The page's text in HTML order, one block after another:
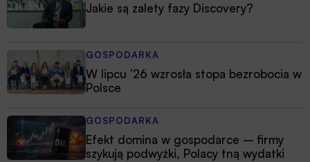
Jakie są zalety fazy Discovery?
GOSPODARKA
W lipcu ’26 wzrosła stopa bezrobocia w
Polsce
GOSPODARKA
Efekt domina w gospodarce – firmy
szykują podwyżki, Polacy tną wydatki